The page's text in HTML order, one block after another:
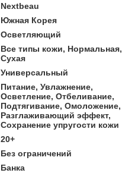
Nextbeau
Южная Корея
Осветляющий
Все типы кожи, Нормальная,
Сухая
Универсальный
Питание, Увлажнение,
Осветление, Отбеливание,
Подтягивание, Омоложение,
Разглаживающий эффект,
Сохранение упругости кожи
20+
Без ограничений
Банка